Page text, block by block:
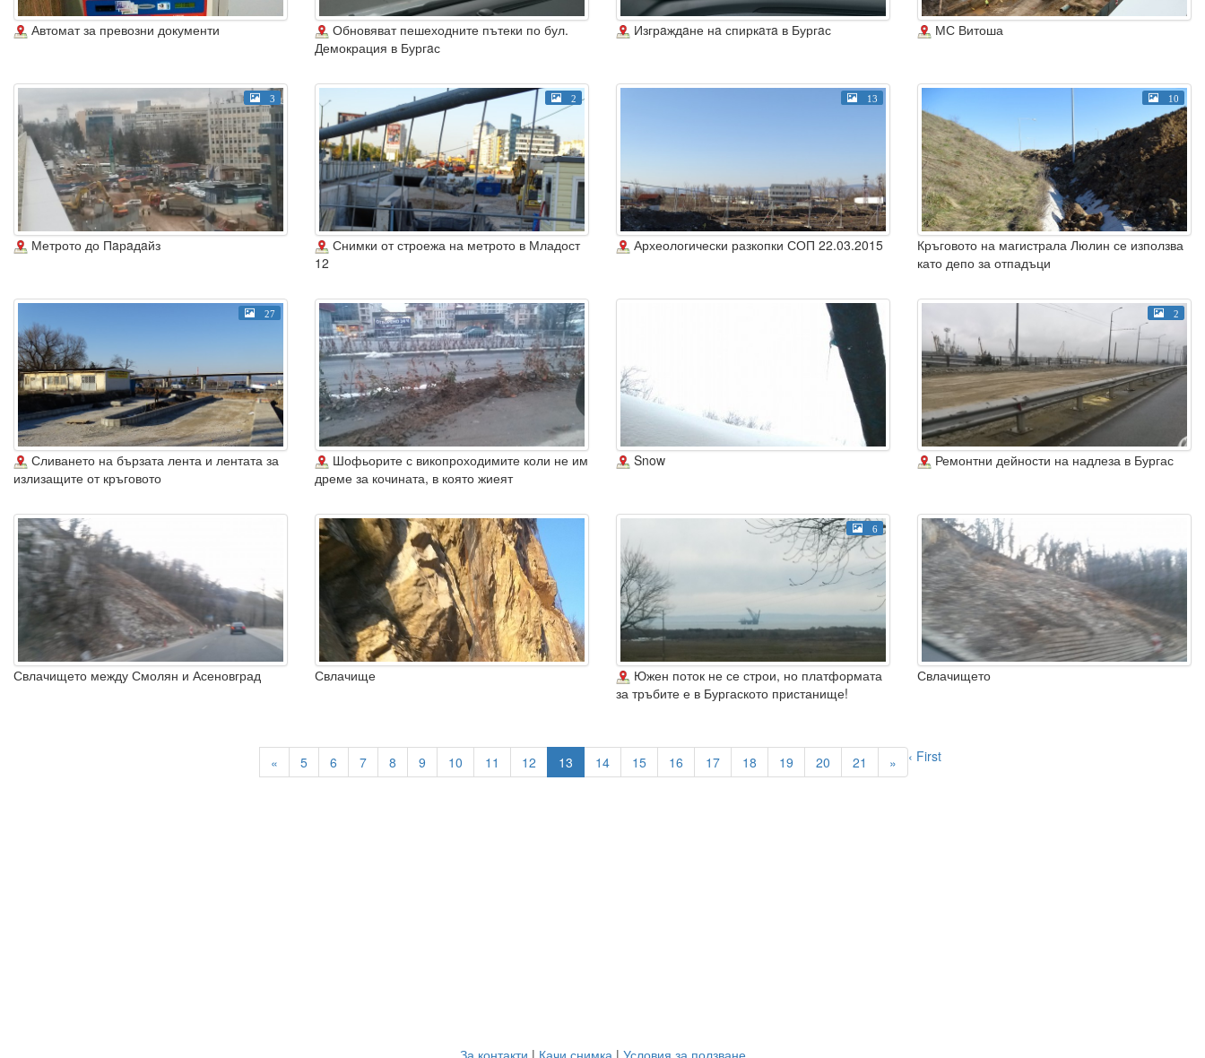
Автомат за превозни документи
Обновяват пешеходните пътеки по бул.
Демокрация в Бургaс
Изгрaждaне нa спиркaтa в Бургaс МС Витоша
3
Метрото до Пaрaдaйз
2
Снимки от строежа на метрото в Младост
12
13
Археологически разкопки СОП 22.03.2015
10
Кръговото на магистрала Люлин се използва
като депо за отпадъци
27
Сливането на бързата лента и лентата за
излизащите от кръговото
Шофьорите с викопроходимите коли не им
дреме за кочината, в която жиеят
Snow
2
Ремонтни дейности на надлеза в Бургас
Свлачището между Смолян и Асеновград Свлачище
6
Южен поток не се строи, но платформата
за тръбите е в Бургаското пристанище!
Свлачището
‹ First
« 5 6 7 8 9 10 11 12 13 14 15 16 17 18 19 20 21 »
За контакти | Качи снимка | Условия за ползване